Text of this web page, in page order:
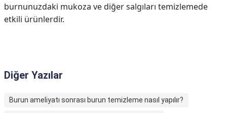
burnunuzdaki mukoza ve diğer salgıları temizlemede
etkili ürünlerdir.
Diğer Yazılar
Burun ameliyatı sonrası burun temizleme nasıl yapılır?